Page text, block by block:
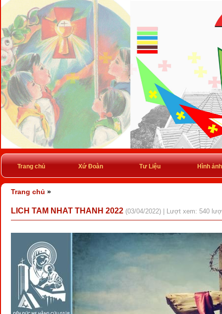
Trang chủ Xứ Đoàn Tư Liệu Hình ảnh
Trang chủ »
LICH TAM NHAT THANH 2022 (03/04/2022) | Lượt xem: 540